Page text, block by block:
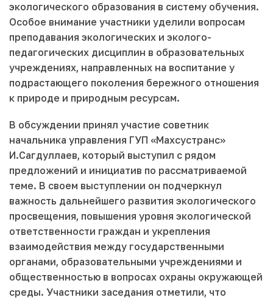
экологического образования в систему обучения.
Особое внимание участники уделили вопросам
преподавания экологических и эколого-
педагогических дисциплин в образовательных
учреждениях, направленных на воспитание у
подрастающего поколения бережного отношения
к природе и природным ресурсам.
В обсуждении принял участие советник
начальника управления ГУП «Махсустранс»
И.Сагдуллаев, который выступил с рядом
предложений и инициатив по рассматриваемой
теме. В своем выступлении он подчеркнул
важность дальнейшего развития экологического
просвещения, повышения уровня экологической
ответственности граждан и укрепления
взаимодействия между государственными
органами, образовательными учреждениями и
общественностью в вопросах охраны окружающей
среды. Участники заседания отметили, что